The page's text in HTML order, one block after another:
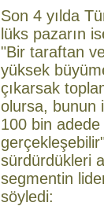
Son 4 yılda
lüks pazarın
"Bir taraftan
yüksek
çıkarsak
olursa, bunun
100 bin adede
sürdürdükleri
segmentin
söyledi: